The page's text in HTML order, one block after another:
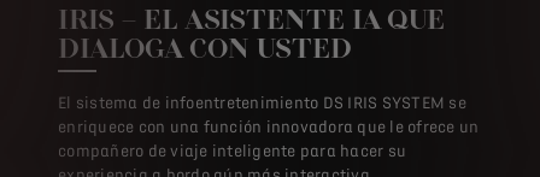
IRIS – EL ASISTENTE IA QUE
DIALOGA CON USTED
El sistema de infoentretenimiento DS IRIS SYSTEM se
enriquece con una función innovadora que le ofrece un
compañero de viaje inteligente para hacer su